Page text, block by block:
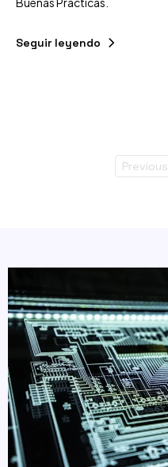
Seguir leyendo
Previous